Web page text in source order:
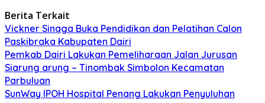
Berita Terkait
Vickner Sinaga Buka Pendidikan dan Pelatihan Calon
Paskibraka Kabupaten Dairi
Pemkab Dairi Lakukan Pemeliharaan Jalan Jurusan
Siarung arung – Tinombak Simbolon Kecamatan
Parbuluan
SunWay IPOH Hospital Penang Lakukan Penyuluhan